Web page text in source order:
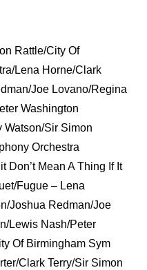
Rattle/City Of
Lena Horne/Clark
Joe Lovano/Regina
Washington
Watson/Sir Simon
Orchestra
Don’t Mean A Thing If It
Fugue – Lena
Joshua Redman/Joe
Lewis Nash/Peter
Of Birmingham Sym
Clark Terry/Sir Simon